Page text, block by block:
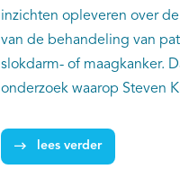
inzichten opleveren over
van de behandeling van
slokdarm- of maagkanker.
onderzoek waarop Steven
van Amsterdam. Kuijper
de eerste voorspelmodellen
lees verder